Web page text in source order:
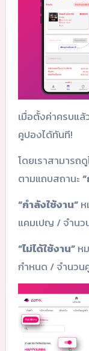
เมื่อตั้งค่าครบแ
คูปองได้ทันที!
โดยเราสามารถ
ตามแถบสถานะ
“กำลังใช้งาน”ห
แคมเปญ / จำน
“ไม่ได้ใช้งาน”ห
กำหนด / จำนวน